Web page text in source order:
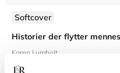
Softcover
Historier der flytter
Karen Lumholt